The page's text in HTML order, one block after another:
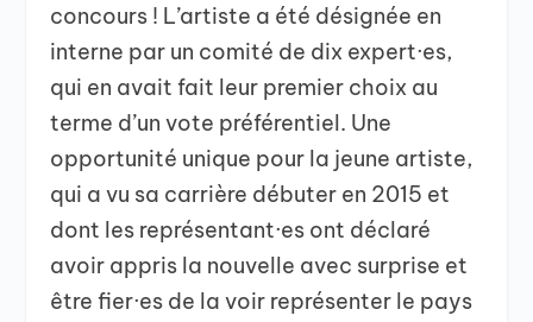
concours ! L’artiste a été désignée en
interne par un comité de dix expert·es,
qui en avait fait leur premier choix au
terme d’un vote préférentiel. Une
opportunité unique pour la jeune artiste,
qui a vu sa carrière débuter en 2015 et
dont les représentant·es ont déclaré
avoir appris la nouvelle avec surprise et
être fier·es de la voir représenter le pays